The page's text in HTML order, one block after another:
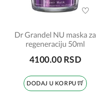
Dr Grandel NU maska za
regeneraciju 50ml
4100.00 RSD
DODAJ U KORPU